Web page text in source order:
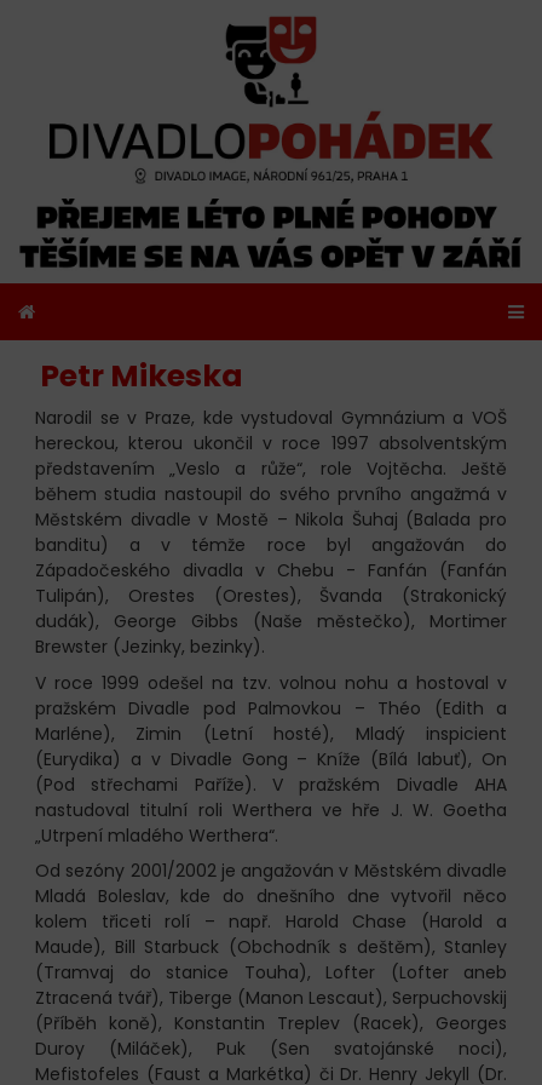
Petr Mikeska
Narodil se v Praze, kde vystudoval Gymnázium a VOŠ
hereckou, kterou ukončil v roce 1997 absolventským
představením „Veslo a růže“, role Vojtěcha. Ještě
během studia nastoupil do svého prvního angažmá v
Městském divadle v Mostě – Nikola Šuhaj (Balada pro
banditu) a v témže roce byl angažován do
Západočeského divadla v Chebu - Fanfán (Fanfán
Tulipán), Orestes (Orestes), Švanda (Strakonický
dudák), George Gibbs (Naše městečko), Mortimer
Brewster (Jezinky, bezinky).
V roce 1999 odešel na tzv. volnou nohu a hostoval v
pražském Divadle pod Palmovkou – Théo (Edith a
Marléne), Zimin (Letní hosté), Mladý inspicient
(Eurydika) a v Divadle Gong – Kníže (Bílá labuť), On
(Pod střechami Paříže). V pražském Divadle AHA
nastudoval titulní roli Werthera ve hře J. W. Goetha
„Utrpení mladého Werthera“.
Od sezóny 2001/2002 je angažován v Městském divadle
Mladá Boleslav, kde do dnešního dne vytvořil něco
kolem třiceti rolí – např. Harold Chase (Harold a
Maude), Bill Starbuck (Obchodník s deštěm), Stanley
(Tramvaj do stanice Touha), Lofter (Lofter aneb
Ztracená tvář), Tiberge (Manon Lescaut), Serpuchovskij
(Příběh koně), Konstantin Treplev (Racek), Georges
Duroy (Miláček), Puk (Sen svatojánské noci),
Mefistofeles (Faust a Markétka) či Dr. Henry Jekyll (Dr.